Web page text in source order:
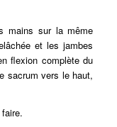
mains sur la même
et les jambes
flexion complète du
sacrum vers le haut,